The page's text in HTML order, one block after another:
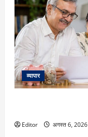
व्यापार
Editor अगस्त 6, 2026